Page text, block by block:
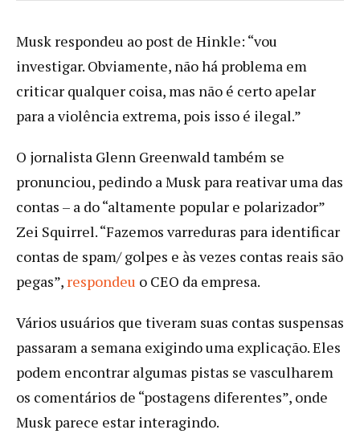
Musk respondeu ao post de Hinkle: “vou
investigar. Obviamente, não há problema em
criticar qualquer coisa, mas não é certo apelar
para a violência extrema, pois isso é ilegal.”
O jornalista Glenn Greenwald também se
pronunciou, pedindo a Musk para reativar uma das
contas – a do “altamente popular e polarizador”
Zei Squirrel. “Fazemos varreduras para identificar
contas de spam/ golpes e às vezes contas reais são
pegas”, respondeu o CEO da empresa.
Vários usuários que tiveram suas contas suspensas
passaram a semana exigindo uma explicação. Eles
podem encontrar algumas pistas se vasculharem
os comentários de “postagens diferentes”, onde
Musk parece estar interagindo.